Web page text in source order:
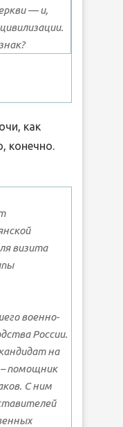
— и,
как
конечно.
визита
военно-
России.
на
– помощник
С ним